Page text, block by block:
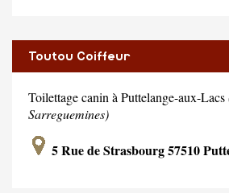
Toutou Coiffeur
Toilettage canin à Puttelange-aux-Lacs
Sarreguemines)
5 Rue de Strasbourg 57510